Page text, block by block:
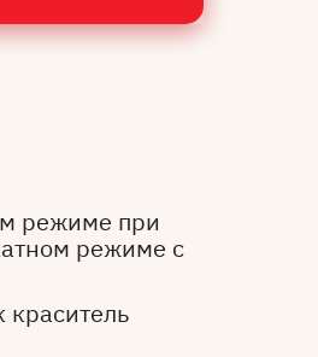
режиме при
режиме с
краситель